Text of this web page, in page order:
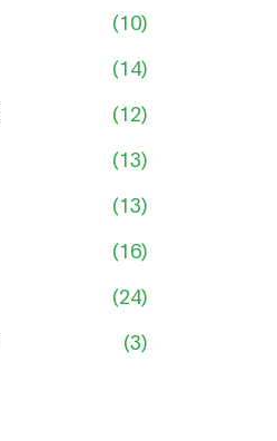
(10)
(14)
(12)
(13)
(13)
(16)
(24)
(3)